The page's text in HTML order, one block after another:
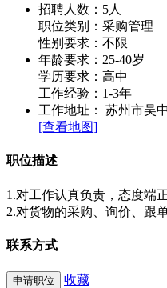
招聘人数：5人
职位类别：采购管理
性别要求：不限
年龄要求：25-40岁
学历要求：高中
工作经验：1-3年
工作地址： 苏州市吴
[查看地图]
职位描述
1.对工作认真负责，态度端正
2.对货物的采购、询价、跟
联系方式
收藏